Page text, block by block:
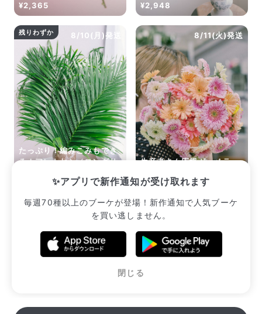
✨アプリで新作通知が受け取れます
毎週70種以上のブーケが登場！新作通知で人気ブーケ
を買い逃しません。
閉じる
¥2,365
¥2,948
8/10(月)発送
残りわずか
たっぷり！編みこみもでき
る！アレカヤシ（ロングサ
8/11(火)発送
生産者さん応援ガーベラ
¥2,365
販売中のブーケ一覧へ